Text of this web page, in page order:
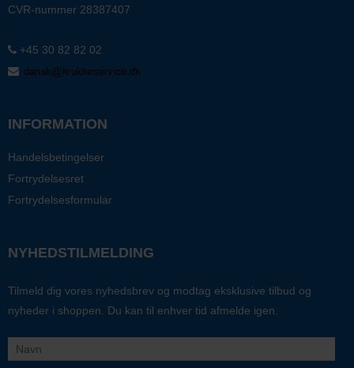
CVR-nummer 28387407
+45 30 82 82 02
INFORMATION
Handelsbetingelser
Fortrydelsesret
Fortrydelsesformular
NYHEDSTILMELDING
Tilmeld dig vores nyhedsbrev og modtag eksklusive tilbud og
nyheder i shoppen. Du kan til enhver tid afmelde igen.